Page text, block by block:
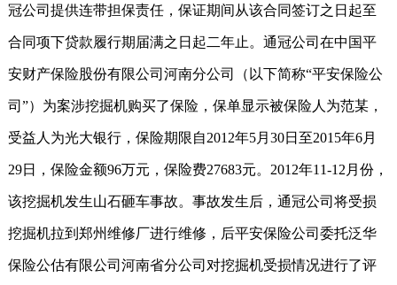
冠公司提供连带担保责任，保证期间从该合同签订之日起至
合同项下贷款履行期届满之日起二年止。通冠公司在中国平
安财产保险股份有限公司河南分公司（以下简称“平安保险公
司”）为案涉挖掘机购买了保险，保单显示被保险人为范某，
受益人为光大银行，保险期限自2012年5月30日至2015年6月
29日，保险金额96万元，保险费27683元。2012年11-12月份，
该挖掘机发生山石砸车事故。事故发生后，通冠公司将受损
挖掘机拉到郑州维修厂进行维修，后平安保险公司委托泛华
保险公估有限公司河南省分公司对挖掘机受损情况进行了评